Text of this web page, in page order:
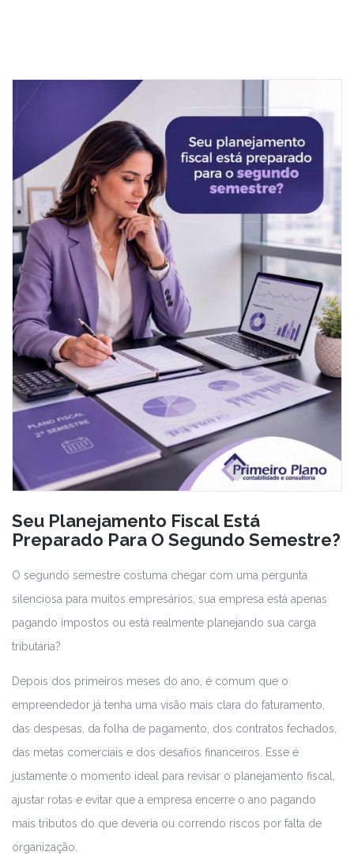
Seu Planejamento Fiscal Está
Preparado Para O Segundo Semestre?
O segundo semestre costuma chegar com uma pergunta
silenciosa para muitos empresários, sua empresa está apenas
pagando impostos ou está realmente planejando sua carga
tributária?
Depois dos primeiros meses do ano, é comum que o
empreendedor já tenha uma visão mais clara do faturamento,
das despesas, da folha de pagamento, dos contratos fechados,
das metas comerciais e dos desafios financeiros. Esse é
justamente o momento ideal para revisar o planejamento fiscal,
ajustar rotas e evitar que a empresa encerre o ano pagando
mais tributos do que deveria ou correndo riscos por falta de
organização.